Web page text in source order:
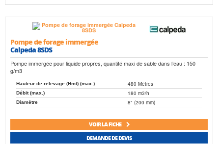
Pompe de forage immergée
Calpeda 8SDS
Pompe immergée pour liquide propres, quantité maxi de sable dans l’eau : 150
g/m3
Hauteur de relevage (Hmt) (max.) 480 Mètres
Débit (max.) 180 m3/h
Diamètre 8" (200 mm)
VOIR LA FICHE
DEMANDE DE DEVIS